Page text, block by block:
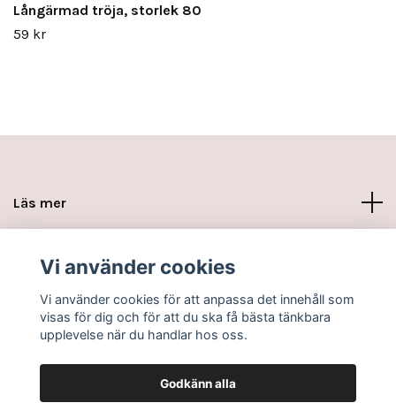
Långärmad tröja, storlek 80
59 kr
Läs mer
Vi använder cookies
Vi använder cookies för att anpassa det innehåll som
visas för dig och för att du ska få bästa tänkbara
upplevelse när du handlar hos oss.
Godkänn alla